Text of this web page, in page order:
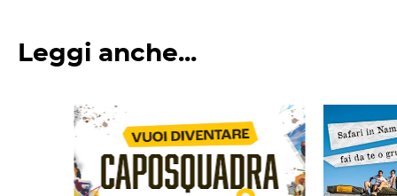
Leggi anche...